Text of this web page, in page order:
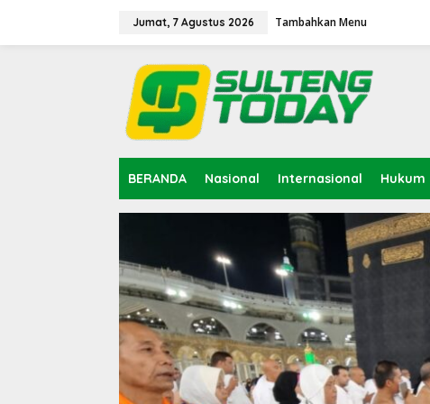
Jumat, 7 Agustus 2026 Tambahkan Menu
BERANDA Nasional Internasional Hukum